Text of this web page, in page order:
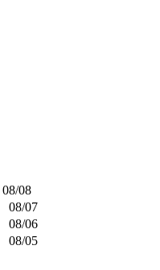
08/08
08/07
08/06
08/05